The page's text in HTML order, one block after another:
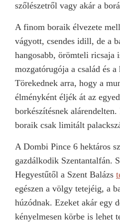
szőlészetről vagy akár a
A finom boraik élvezete
vágyott, csendes idill, de a
hangosabb, örömteli ricsaja
mozgatórugója a család és
Törekednek arra, hogy a
élményként éljék át az
borkészítésnek
boraik csak limitált
A Dombi Pince 6 hektáros
gazdálkodik Szentantalfán.
Hegyestűtől a Szent Balázs
egészen a völgy tetejéig, a
húzódnak. Ezeket akár egy
kényelmesen körbe is lehet